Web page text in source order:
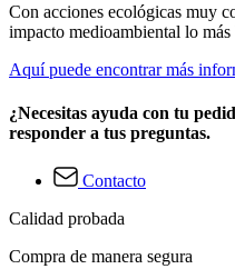
Con acciones ecológicas muy
impacto medioambiental lo
Aquí puede encontrar más
¿Necesitas ayuda con tu
responder a tus preguntas.
Contacto
Calidad probada
Compra de manera segura